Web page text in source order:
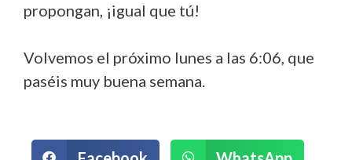
propongan, ¡igual que tú!
Volvemos el próximo lunes a las 6:06, que
paséis muy buena semana.